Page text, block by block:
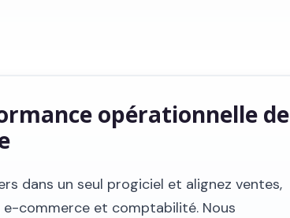
opérationnelle de
dans un seul progiciel et alignez ventes,
commerce et comptabilité. Nous